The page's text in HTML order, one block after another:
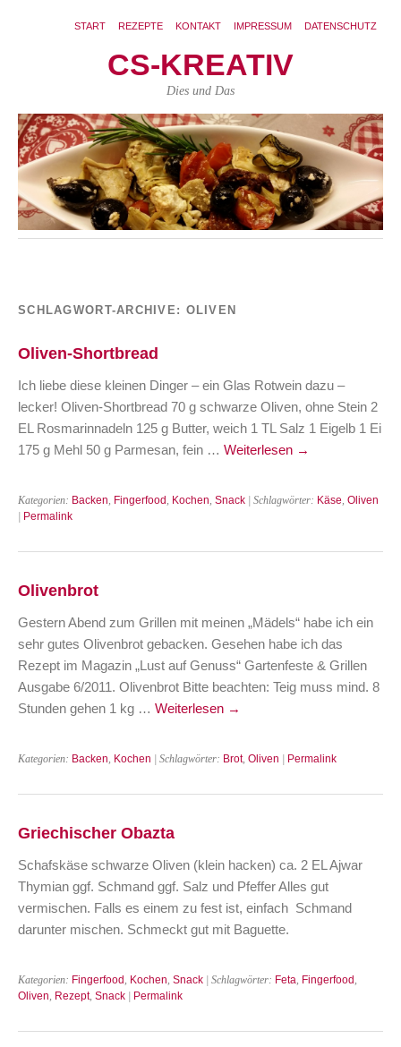
START REZEPTE KONTAKT IMPRESSUM DATENSCHUTZ
CS-KREATIV
Dies und Das
SCHLAGWORT-ARCHIVE: OLIVEN
Oliven-Shortbread
Ich liebe diese kleinen Dinger – ein Glas Rotwein dazu –
lecker! Oliven-Shortbread 70 g schwarze Oliven, ohne Stein 2
EL Rosmarinnadeln 125 g Butter, weich 1 TL Salz 1 Eigelb 1 Ei
175 g Mehl 50 g Parmesan, fein … Weiterlesen →
Kategorien: Backen Fingerfood Kochen Snack | Schlagwörter: Käse Oliven
| Permalink
Olivenbrot
Gestern Abend zum Grillen mit meinen „Mädels“ habe ich ein
sehr gutes Olivenbrot gebacken. Gesehen habe ich das
Rezept im Magazin „Lust auf Genuss“ Gartenfeste & Grillen
Ausgabe 6/2011. Olivenbrot Bitte beachten: Teig muss mind. 8
Stunden gehen 1 kg … Weiterlesen →
Kategorien: Backen Kochen | Schlagwörter: Brot, Oliven | Permalink
Griechischer Obazta
Schafskäse schwarze Oliven (klein hacken) ca. 2 EL Ajwar
Thymian ggf. Schmand ggf. Salz und Pfeffer Alles gut
vermischen. Falls es einem zu fest ist, einfach Schmand
darunter mischen. Schmeckt gut mit Baguette.
Kategorien: Fingerfood Kochen Snack | Schlagwörter: Feta Fingerfood
Oliven Rezept, Snack | Permalink